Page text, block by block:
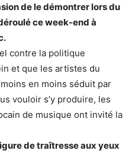
de le démontrer lors du
ce week-end à
contre la politique
et que les artistes du
en moins séduit par
vouloir s’y produire, les
de musique ont invité la
de traîtresse aux yeux